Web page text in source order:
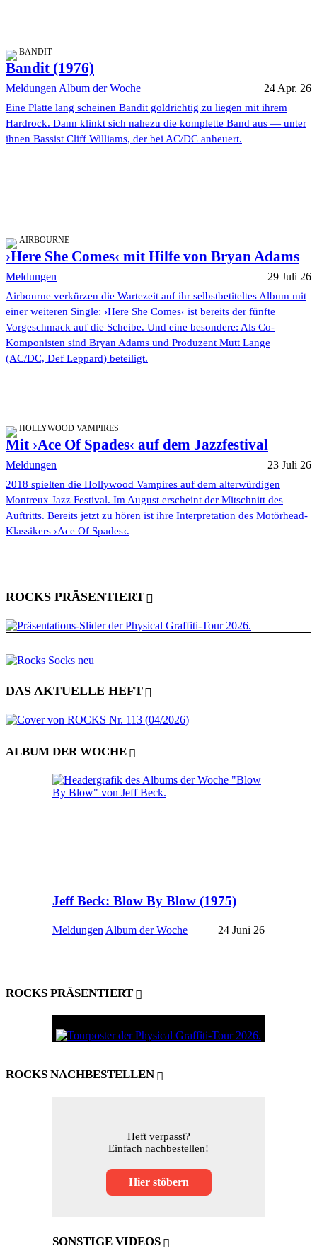
BANDIT
Bandit (1976)
Meldungen Album der Woche 24 Apr. 26
Eine Platte lang scheinen Bandit goldrichtig zu liegen mit ihrem
Hardrock. Dann klinkt sich nahezu die komplette Band aus — unter
ihnen Bassist Cliff Williams, der bei AC/DC anheuert.
AIRBOURNE
›Here She Comes‹ mit Hilfe von Bryan Adams
Meldungen 29 Juli 26
Airbourne verkürzen die Wartezeit auf ihr selbstbetiteltes Album mit
einer weiteren Single: ›Here She Comes‹ ist bereits der fünfte
Vorgeschmack auf die Scheibe. Und eine besondere: Als Co-
Komponisten sind Bryan Adams und Produzent Mutt Lange
(AC/DC, Def Leppard) beteiligt.
HOLLYWOOD VAMPIRES
Mit ›Ace Of Spades‹ auf dem Jazzfestival
Meldungen 23 Juli 26
2018 spielten die Hollywood Vampires auf dem alterwürdigen
Montreux Jazz Festival. Im August erscheint der Mitschnitt des
Auftritts. Bereits jetzt zu hören ist ihre Interpretation des Motörhead-
Klassikers ›Ace Of Spades‹.
ROCKS PRÄSENTIERT
DAS AKTUELLE HEFT
ALBUM DER WOCHE
Jeff Beck: Blow By Blow (1975)
Meldungen Album der Woche 24 Juni 26
ROCKS PRÄSENTIERT
ROCKS NACHBESTELLEN
Heft verpasst?
Einfach nachbestellen!
Hier stöbern
SONSTIGE VIDEOS